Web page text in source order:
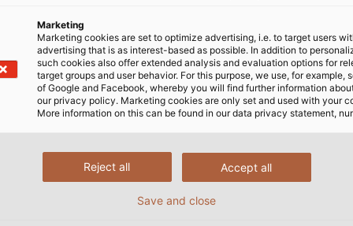
Robotik können Sie hier entdecken:
Marketing
Marketing cookies are set to optimize advertising, i.e. to target users
advertising that is as interest-based as possible. In addition to
such cookies also offer extended analysis and evaluation options for
target groups and user behavior. For this purpose, we use, for example,
of Google and Facebook, whereby you will find further information
our privacy policy. Marketing cookies are only set and used with your
More information on this can be found in our data privacy statement,
Accept all
Reject all
Save and close